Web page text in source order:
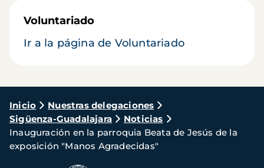
Voluntariado
Ir a la página de Voluntariado
Ruta
de
navegación
Inicio
Nuestras delegaciones
Sigüenza-Guadalajara
Noticias
Inauguración en la parroquia Beata de Jesús de la
exposición "Manos Agradecidas"